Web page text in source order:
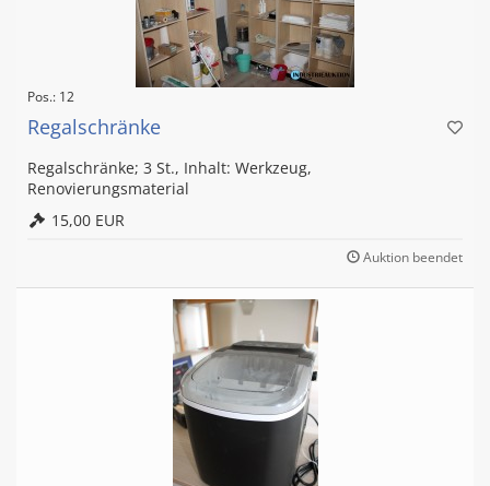
Pos.: 12
Regalschränke
Regalschränke; 3 St., Inhalt: Werkzeug,
Renovierungsmaterial
15,00 EUR
Auktion beendet